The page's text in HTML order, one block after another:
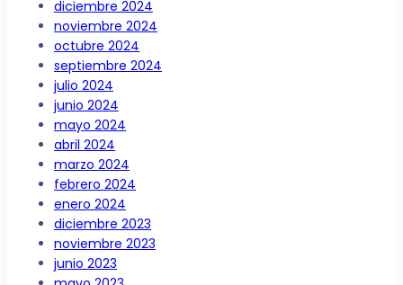
diciembre 2024
noviembre 2024
octubre 2024
septiembre 2024
julio 2024
junio 2024
mayo 2024
abril 2024
marzo 2024
febrero 2024
enero 2024
diciembre 2023
noviembre 2023
junio 2023